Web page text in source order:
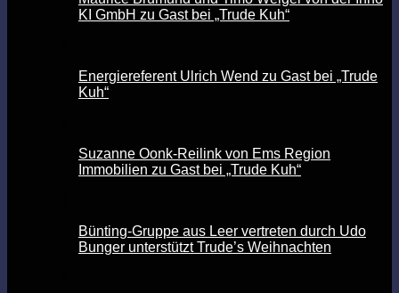
KI GmbH zu Gast bei „Trude Kuh“
Energiereferent Ulrich Wend zu Gast bei „Trude
Kuh“
Suzanne Oonk-Reilink von Ems Region
Immobilien zu Gast bei „Trude Kuh“
Bünting-Gruppe aus Leer vertreten durch Udo
Bunger unterstützt Trude’s Weihnachten